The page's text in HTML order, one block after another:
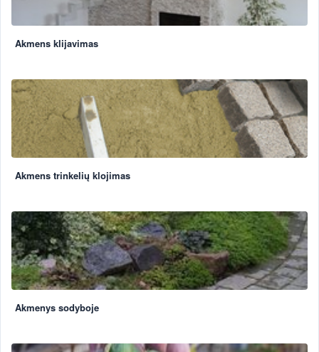
Akmens klijavimas
Akmens trinkelių klojimas
Akmenys sodyboje